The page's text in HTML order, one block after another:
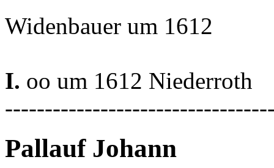
Widenbauer um 1612
I. oo um 1612 Niederroth
Pallauf Johann